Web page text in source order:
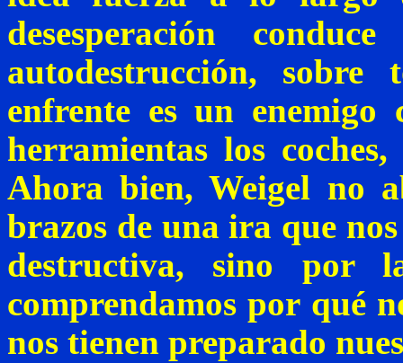
desesperación
autodestrucción,
enfrente es un
herramientas los
Ahora bien,Weigel no
brazos de una ira que
destructiva, sino por
comprendamos por qué
nos tienen preparado